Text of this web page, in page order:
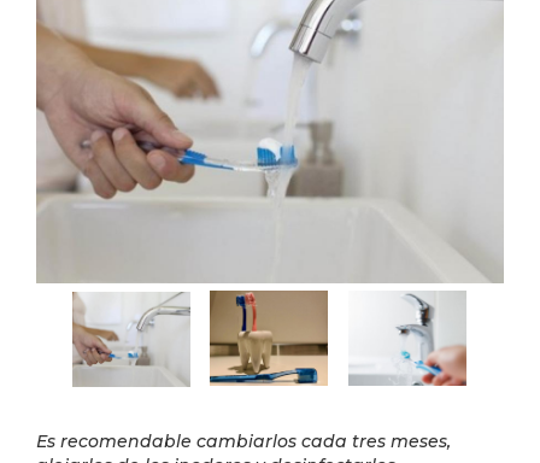
Es recomendable cambiarlos cada tres meses,